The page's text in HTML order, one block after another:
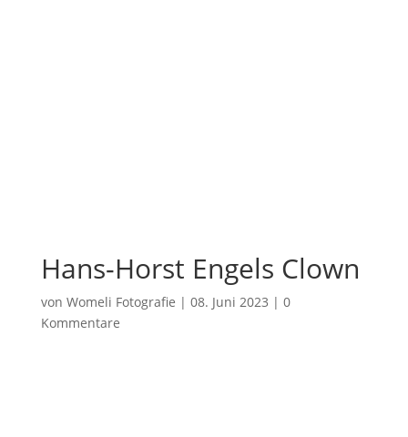
Hans-Horst Engels Clown
von Womeli Fotografie | 08. Juni 2023 | 0
Kommentare